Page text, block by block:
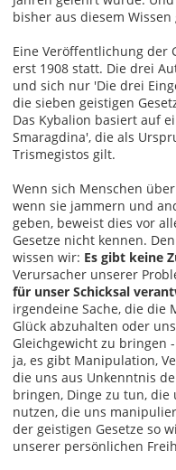
bisher aus diesem
Eine Veröffentlichung der
erst 1908 statt. Die drei
und sich nur 'Die drei
die sieben geistigen
Das Kybalion basiert auf
Smaragdina', die als
Trismegistos gilt.
Wenn sich Menschen
wenn sie jammern und
geben, beweist dies vor
Gesetze nicht kennen.
wissen wir: Es gibt keine
Verursacher unserer
für unser Schicksal
irgendeine Sache, die die
Glück abzuhalten oder
Gleichgewicht zu bringen
ja, es gibt Manipulation,
die uns aus Unkenntnis
bringen, Dinge zu tun,
nutzen, die uns
der geistigen Gesetze so
unserer persönlichen